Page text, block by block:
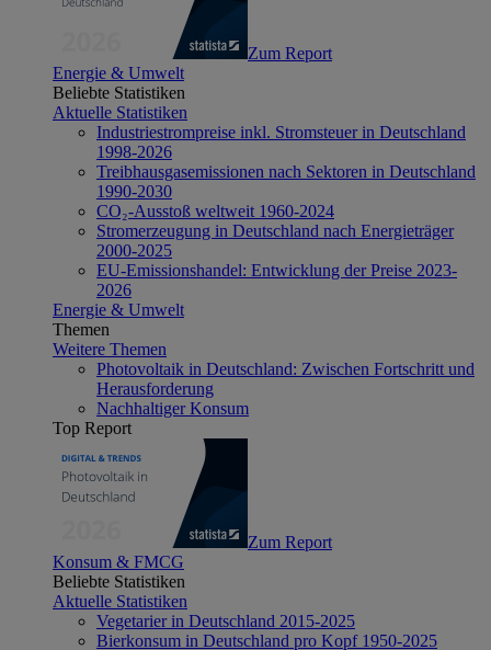
Zum Report
Energie & Umwelt
Beliebte Statistiken
Aktuelle Statistiken
Industriestrompreise inkl. Stromsteuer in Deutschland
1998-2026
Treibhausgasemissionen nach Sektoren in Deutschland
1990-2030
CO₂-Ausstoß weltweit 1960-2024
Stromerzeugung in Deutschland nach Energieträger
2000-2025
EU-Emissionshandel: Entwicklung der Preise 2023-
2026
Energie & Umwelt
Themen
Weitere Themen
Photovoltaik in Deutschland: Zwischen Fortschritt und
Herausforderung
Nachhaltiger Konsum
Top Report
Zum Report
Konsum & FMCG
Beliebte Statistiken
Aktuelle Statistiken
Vegetarier in Deutschland 2015-2025
Bierkonsum in Deutschland pro Kopf 1950-2025